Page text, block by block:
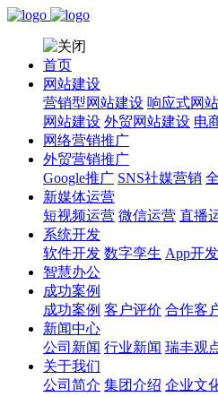
首页
网站建设
营销型网站建设 响应式网
网站建设 外贸网站建设 电
网络营销推广
外贸营销推广
Google推广 SNS社媒营销
新媒体运营
短视频运营 微信运营 直播
系统开发
软件开发 数字孪生 App开发
智慧办公
成功案例
成功案例 客户评价 合作客
新闻中心
公司新闻 行业新闻 瑞丰观
关于我们
公司简介 集团介绍 企业文